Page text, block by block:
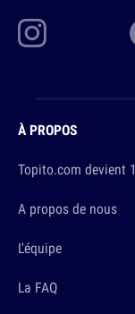
À PROPOS
Topito.com devient
A propos de nous
L'équipe
La FAQ